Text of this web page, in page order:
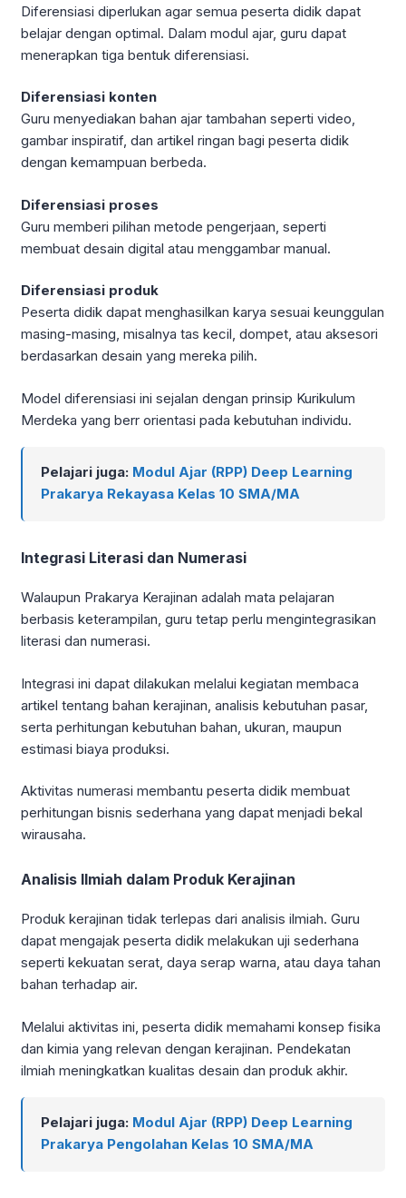
Diferensiasi diperlukan agar semua peserta didik dapat
belajar dengan optimal. Dalam modul ajar, guru dapat
menerapkan tiga bentuk diferensiasi.
Diferensiasi konten
Guru menyediakan bahan ajar tambahan seperti video,
gambar inspiratif, dan artikel ringan bagi peserta didik
dengan kemampuan berbeda.
Diferensiasi proses
Guru memberi pilihan metode pengerjaan, seperti
membuat desain digital atau menggambar manual.
Diferensiasi produk
Peserta didik dapat menghasilkan karya sesuai keunggulan
masing-masing, misalnya tas kecil, dompet, atau aksesori
berdasarkan desain yang mereka pilih.
Model diferensiasi ini sejalan dengan prinsip Kurikulum
Merdeka yang berr orientasi pada kebutuhan individu.
Pelajari juga: Modul Ajar (RPP) Deep Learning
Prakarya Rekayasa Kelas 10 SMA/MA
Integrasi Literasi dan Numerasi
Walaupun Prakarya Kerajinan adalah mata pelajaran
berbasis keterampilan, guru tetap perlu mengintegrasikan
literasi dan numerasi.
Integrasi ini dapat dilakukan melalui kegiatan membaca
artikel tentang bahan kerajinan, analisis kebutuhan pasar,
serta perhitungan kebutuhan bahan, ukuran, maupun
estimasi biaya produksi.
Aktivitas numerasi membantu peserta didik membuat
perhitungan bisnis sederhana yang dapat menjadi bekal
wirausaha.
Analisis Ilmiah dalam Produk Kerajinan
Produk kerajinan tidak terlepas dari analisis ilmiah. Guru
dapat mengajak peserta didik melakukan uji sederhana
seperti kekuatan serat, daya serap warna, atau daya tahan
bahan terhadap air.
Melalui aktivitas ini, peserta didik memahami konsep fisika
dan kimia yang relevan dengan kerajinan. Pendekatan
ilmiah meningkatkan kualitas desain dan produk akhir.
Pelajari juga: Modul Ajar (RPP) Deep Learning
Prakarya Pengolahan Kelas 10 SMA/MA